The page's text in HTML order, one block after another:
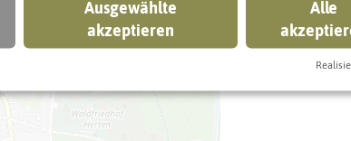
Ausgewählte
akzeptieren
Alle